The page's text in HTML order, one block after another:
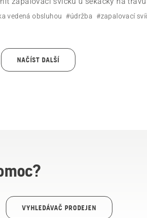
postupem.
vedená obsluhou #údržba #zapalovací
NAČÍST DALŠÍ
VYHLEDÁVAČ PRODEJEN